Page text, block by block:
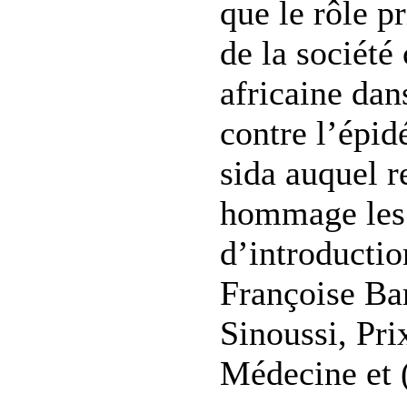
que le rôle
de la
africaine
contre
sida auquel
hommage
Françoise
Sinoussi,
Médecine et